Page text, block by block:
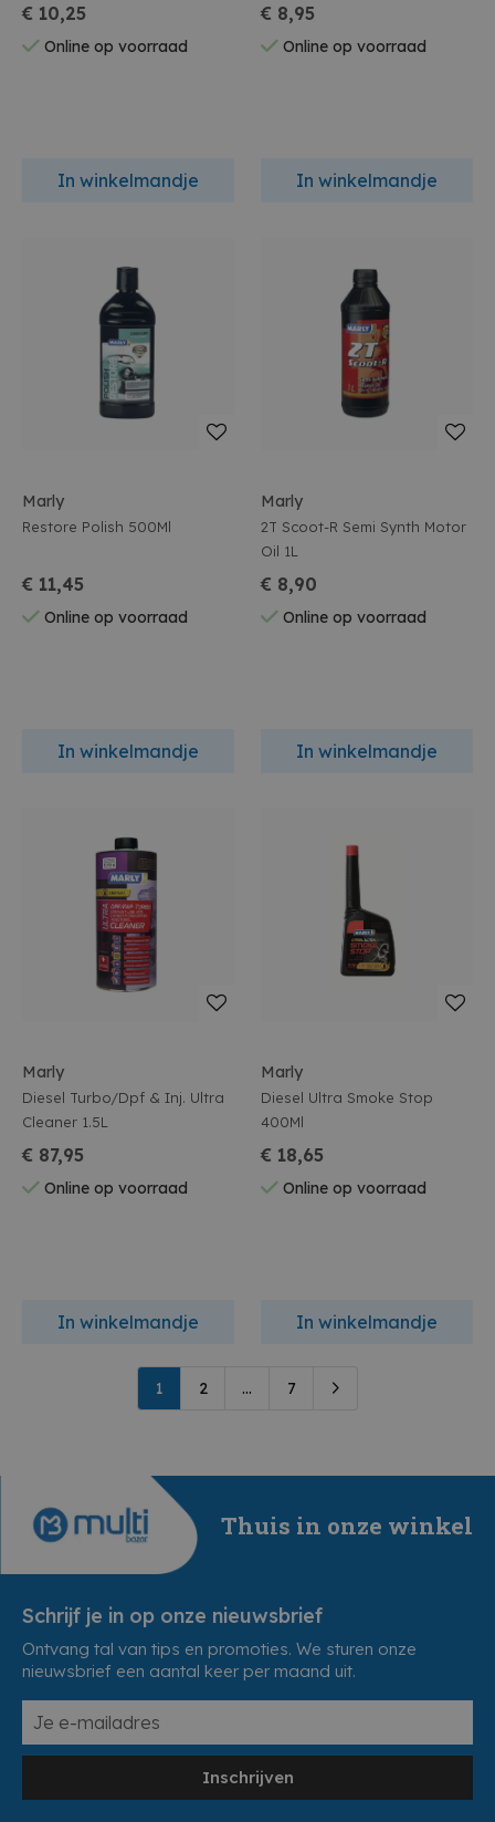
€ 10,25
Online op voorraad
In winkelmandje
€ 8,95
Online op voorraad
In winkelmandje
Marly
Restore Polish 500Ml
€ 11,45
Online op voorraad
In winkelmandje
Marly
2T Scoot-R Semi Synth Motor
Oil 1L
€ 8,90
Online op voorraad
In winkelmandje
Marly
Diesel Turbo/Dpf & Inj. Ultra
Cleaner 1.5L
€ 87,95
Online op voorraad
In winkelmandje
Marly
Diesel Ultra Smoke Stop
400Ml
€ 18,65
Online op voorraad
In winkelmandje
1 2 ... 7
Thuis in onze winkel
Schrijf je in op onze nieuwsbrief
Ontvang tal van tips en promoties. We sturen onze
nieuwsbrief een aantal keer per maand uit.
Inschrijven